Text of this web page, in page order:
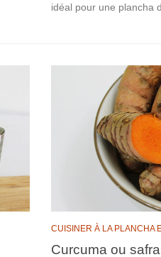
idéal pour une plancha
CUISINER À LA PLANCHA
Curcuma ou